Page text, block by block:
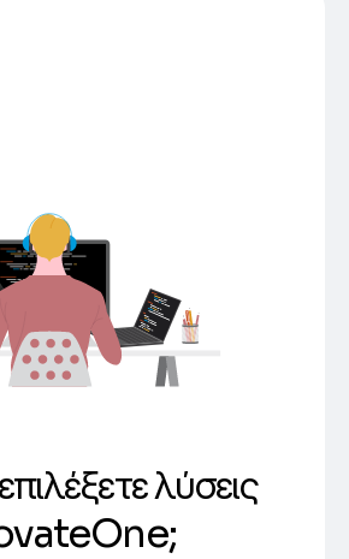
επιλέξετελύσεις
vateOne;